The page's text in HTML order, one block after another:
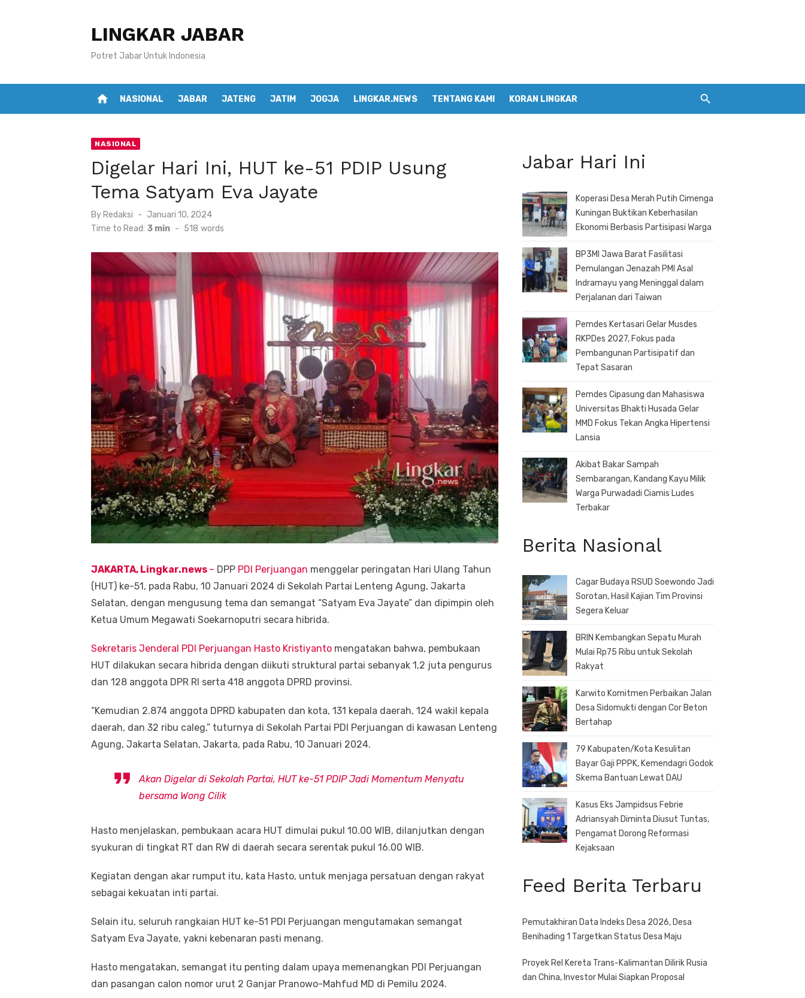
LINGKAR JABAR
Potret Jabar Untuk Indonesia
home NASIONAL JABAR JATENG JATIM JOGJA LINGKAR.NEWS TENTANG KAMI KORAN LINGKAR
NASIONAL
Digelar Hari Ini, HUT ke-51 PDIP Usung
Tema Satyam Eva Jayate
By Redaksi
Posted
on
Januari 10, 2024
Time to Read: 3 min - 518 words
JAKARTA, Lingkar.news – DPP PDI Perjuangan menggelar peringatan Hari Ulang Tahun
(HUT) ke-51, pada Rabu, 10 Januari 2024 di Sekolah Partai Lenteng Agung, Jakarta
Selatan, dengan mengusung tema dan semangat “Satyam Eva Jayate” dan dipimpin oleh
Ketua Umum Megawati Soekarnoputri secara hibrida.
Sekretaris Jenderal PDI Perjuangan Hasto Kristiyanto mengatakan bahwa, pembukaan
HUT dilakukan secara hibrida dengan diikuti struktural partai sebanyak 1,2 juta pengurus
dan 128 anggota DPR RI serta 418 anggota DPRD provinsi.
“Kemudian 2.874 anggota DPRD kabupaten dan kota, 131 kepala daerah, 124 wakil kepala
daerah, dan 32 ribu caleg,” tuturnya di Sekolah Partai PDI Perjuangan di kawasan Lenteng
Agung, Jakarta Selatan, Jakarta, pada Rabu, 10 Januari 2024.
Akan Digelar di Sekolah Partai, HUT ke-51 PDIP Jadi Momentum Menyatu
bersama Wong Cilik
Hasto menjelaskan, pembukaan acara HUT dimulai pukul 10.00 WIB, dilanjutkan dengan
syukuran di tingkat RT dan RW di daerah secara serentak pukul 16.00 WIB.
Kegiatan dengan akar rumput itu, kata Hasto, untuk menjaga persatuan dengan rakyat
sebagai kekuatan inti partai.
Selain itu, seluruh rangkaian HUT ke-51 PDI Perjuangan mengutamakan semangat
Satyam Eva Jayate, yakni kebenaran pasti menang.
Hasto mengatakan, semangat itu penting dalam upaya memenangkan PDI Perjuangan
dan pasangan calon nomor urut 2 Ganjar Pranowo-Mahfud MD di Pemilu 2024.
Jabar Hari Ini
Koperasi Desa Merah Putih Cimenga
Kuningan Buktikan Keberhasilan
Ekonomi Berbasis Partisipasi Warga
BP3MI Jawa Barat Fasilitasi
Pemulangan Jenazah PMI Asal
Indramayu yang Meninggal dalam
Perjalanan dari Taiwan
Pemdes Kertasari Gelar Musdes
RKPDes 2027, Fokus pada
Pembangunan Partisipatif dan
Tepat Sasaran
Pemdes Cipasung dan Mahasiswa
Universitas Bhakti Husada Gelar
MMD Fokus Tekan Angka Hipertensi
Lansia
Akibat Bakar Sampah
Sembarangan, Kandang Kayu Milik
Warga Purwadadi Ciamis Ludes
Terbakar
Berita Nasional
Cagar Budaya RSUD Soewondo Jadi
Sorotan, Hasil Kajian Tim Provinsi
Segera Keluar
BRIN Kembangkan Sepatu Murah
Mulai Rp75 Ribu untuk Sekolah
Rakyat
Karwito Komitmen Perbaikan Jalan
Desa Sidomukti dengan Cor Beton
Bertahap
79 Kabupaten/Kota Kesulitan
Bayar Gaji PPPK, Kemendagri Godok
Skema Bantuan Lewat DAU
Kasus Eks Jampidsus Febrie
Adriansyah Diminta Diusut Tuntas,
Pengamat Dorong Reformasi
Kejaksaan
Feed Berita Terbaru
Pemutakhiran Data Indeks Desa 2026, Desa
Benihading 1 Targetkan Status Desa Maju
Proyek Rel Kereta Trans-Kalimantan Dilirik Rusia
dan China, Investor Mulai Siapkan Proposal